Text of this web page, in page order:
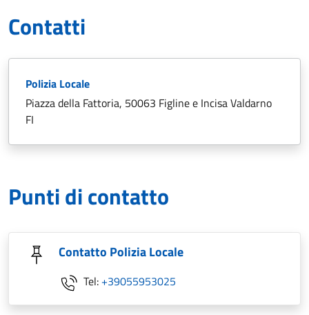
Contatti
Polizia Locale
Piazza della Fattoria, 50063 Figline e Incisa Valdarno
FI
Punti di contatto
Contatto Polizia Locale
Tel: +39055953025